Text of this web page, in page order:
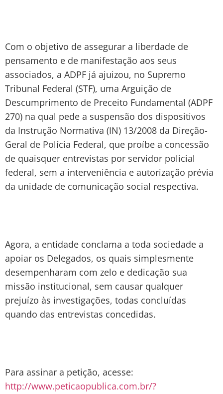
Com o objetivo de assegurar a liberdade de
pensamento e de manifestação aos seus
associados, a ADPF já ajuizou, no Supremo
Tribunal Federal (STF), uma Arguição de
Descumprimento de Preceito Fundamental (ADPF
270) na qual pede a suspensão dos dispositivos
da Instrução Normativa (IN) 13/2008 da Direção-
Geral de Polícia Federal, que proíbe a concessão
de quaisquer entrevistas por servidor policial
federal, sem a interveniência e autorização prévia
da unidade de comunicação social respectiva.
Agora, a entidade conclama a toda sociedade a
apoiar os Delegados, os quais simplesmente
desempenharam com zelo e dedicação sua
missão institucional, sem causar qualquer
prejuízo às investigações, todas concluídas
quando das entrevistas concedidas.
Para assinar a petição, acesse:
http://www.peticaopublica.com.br/?